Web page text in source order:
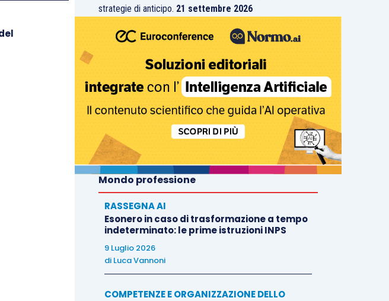
strategie di anticipo. 21 settembre 2026
Mondo professione
RASSEGNA AI
Esonero in caso di trasformazione a tempo
indeterminato: le prime istruzioni INPS
9 Luglio 2026
di Luca Vannoni
COMPETENZE E ORGANIZZAZIONE DELLO